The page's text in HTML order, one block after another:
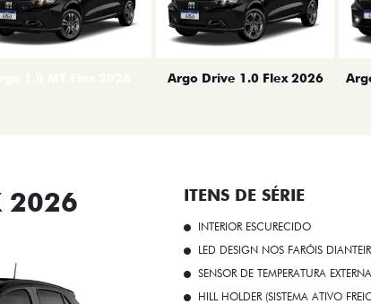
Argo Drive 1.0 Flex 2026
2026 ITENS DE SÉRIE
INTERIOR ESCURECIDO
LED DESIGN NOS FARÓIS
SENSOR DE TEMPERATURA EXTERNA
HILL HOLDER (SISTEMA ATIVO